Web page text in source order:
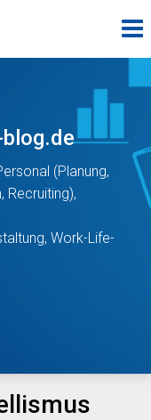
(Planung,
Recruiting),
Work-Life-